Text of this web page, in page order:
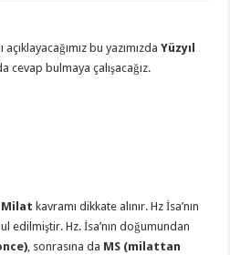
açıklayacağımız bu yazımızdaYüzyıl
cevap bulmaya çalışacağız.
Milat kavramı dikkate alınır. Hz İsa’nın
edilmiştir. Hz. İsa’nın doğumundan
, sonrasına da MS (milattan